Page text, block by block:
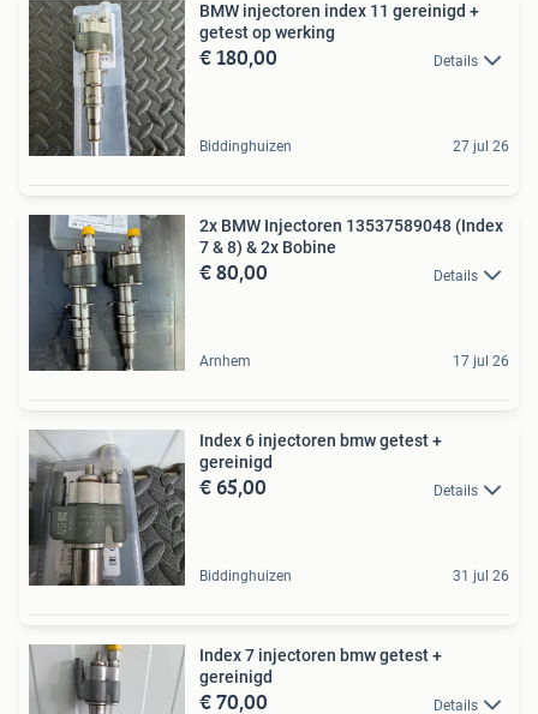
BMW injectoren index 11 gereinigd +
getest op werking
€ 180,00 Details
Biddinghuizen 27 jul 26
2x BMW Injectoren 13537589048 (Index
7 & 8) & 2x Bobine
€ 80,00 Details
Arnhem 17 jul 26
Index 6 injectoren bmw getest +
gereinigd
€ 65,00 Details
Biddinghuizen 31 jul 26
Index 7 injectoren bmw getest +
gereinigd
€ 70,00 Details